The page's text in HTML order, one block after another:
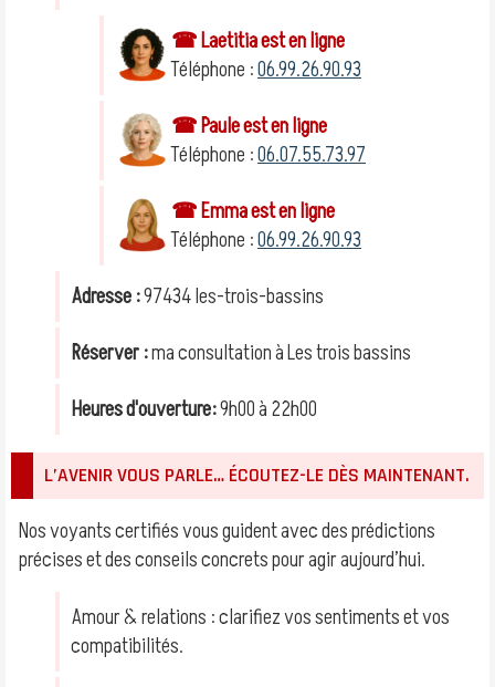
☎ Laetitia est en ligne
Téléphone :06.99.26.90.93
☎ Paule est en ligne
Téléphone :06.07.55.73.97
☎ Emma est en ligne
Téléphone :06.99.26.90.93
Adresse :97434 les-trois-bassins
Réserver :ma consultation à Les trois bassins
Heures d'ouverture:9h00 à 22h00
L’AVENIR VOUS PARLE… ÉCOUTEZ-LE DÈS MAINTENANT.
Nos voyants certifiés vous guident avec des prédictions
précises et des conseils concrets pour agir aujourd’hui.
Amour & relations : clarifiez vos sentiments et vos
compatibilités.